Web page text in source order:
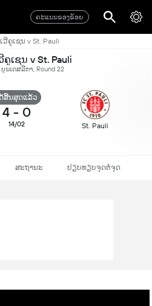
ຄະແນນຂອງຂ້ອຍ
ວີຄູເຊນ v St. Pauli
ຄູເຊນ v St. Pauli
ນເດສລີກາ, Round 22
ສິ້ນສຸດແລ້ວ
4 - 0
14/02 St. Pauli
ສະຖານະ ປຽບທຽບຈຸດຕໍ່ຈຸດ